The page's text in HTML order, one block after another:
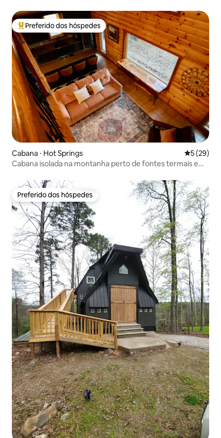
Entre os melhores preferidos dos hóspedes
Preferido dos hóspedes
Cabana ⋅ Hot Springs 5 de uma
5 (29)
Cabana isolada na montanha perto de fontes termais e
Preferido dos hóspedes
Preferido dos hóspedes